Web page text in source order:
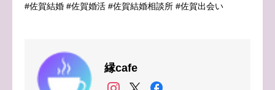
#佐賀結婚 #佐賀婚活 #佐賀結婚相談所 #佐賀出会い
縁cafe